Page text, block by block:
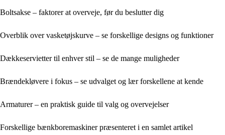
Boltsakse – faktorer at overveje, før du beslutter dig
Overblik over vasketøjskurve – se forskellige designs og funktioner
Dækkeservietter til enhver stil – se de mange muligheder
Brændekløvere i fokus – se udvalget og lær forskellene at kende
Armaturer – en praktisk guide til valg og overvejelser
Forskellige bænkboremaskiner præsenteret i en samlet artikel